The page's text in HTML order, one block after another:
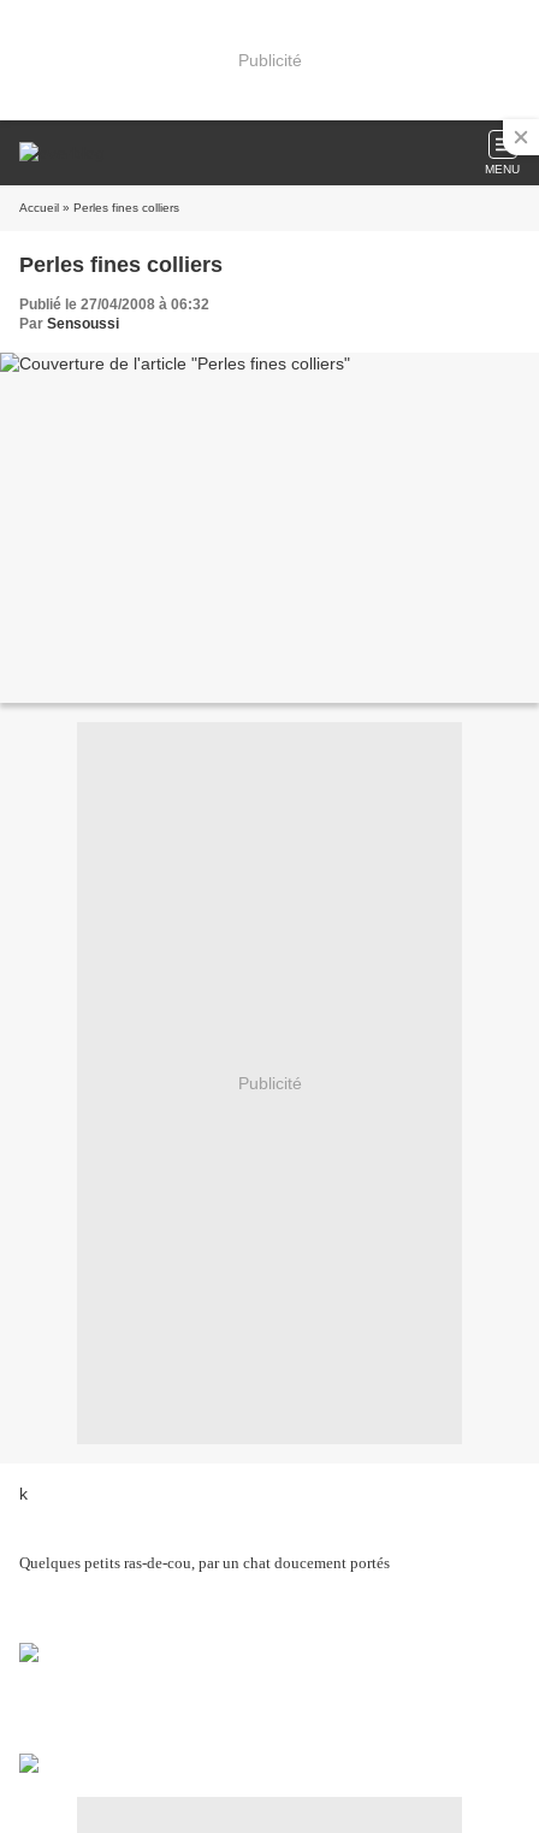
Publicité
MENU
Accueil » Perles fines colliers
Perles fines colliers
Publié le 27/04/2008 à 06:32
Par Sensoussi
Publicité
k
Quelques petits ras-de-cou, par un chat doucement portés